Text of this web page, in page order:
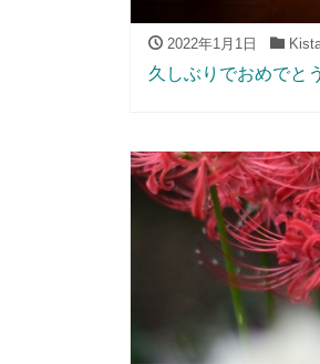
2022年1月1日
久しぶりでおめでとう